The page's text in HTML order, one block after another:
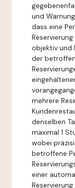
und
dass eine
objektiv und
der
mehrere
denselben
maximal 1
wobei
betroffene
einer